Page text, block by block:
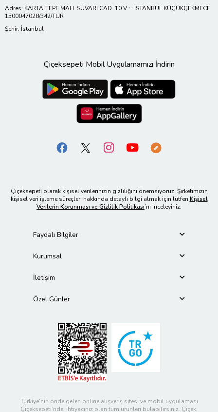
Adres: KARTALTEPE MAH. SÜVARİ CAD. 10 V : : İSTANBUL KÜÇÜKÇEKMECE
1500047028/342/TUR
Şehir: İstanbul
Çiçeksepeti Mobil Uygulamamızı İndirin
Çiçeksepeti olarak kişisel verilerinizin gizliliğini önemsiyoruz. Şirketimizin
kişisel veri işleme süreçleri hakkında detaylı bilgi almak için lütfen Kişisel
Verilerin Korunması ve Gizlilik Politikası’nı inceleyiniz.
Faydalı Bilgiler
Kurumsal
İletişim
Özel Günler
Türkiye’nin önde gelen online alışveriş sitesi ve mobil uygulaması
Çiçeksepeti’nde, ihtiyacınız olan tüm ürünleri bulabilirsiniz. Çiçek,